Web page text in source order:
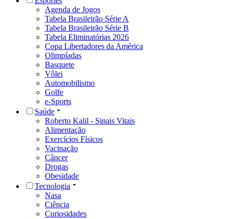
Agenda de Jogos
Tabela Brasileirão Série A
Tabela Brasileirão Série B
Tabela Eliminatórias 2026
Copa Libertadores da América
Olimpíadas
Basquete
Vôlei
Automobilismo
Golfe
e-Sports
Saúde
Roberto Kalil - Sinais Vitais
Alimentação
Exercícios Físicos
Vacinação
Câncer
Drogas
Obesidade
Tecnologia
Nasa
Ciência
Curiosidades